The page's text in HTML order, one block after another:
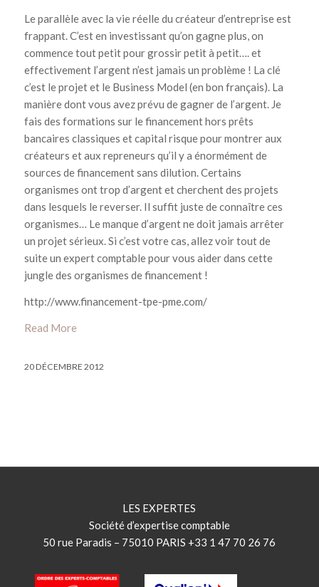
Le parallèle avec la vie réelle du créateur d’entreprise est
frappant. C’est en investissant qu’on gagne plus, on
commence tout petit pour grossir petit à petit…. et
effectivement l’argent n’est jamais un problème ! La clé
c’est le projet et le Business Model (en bon français). La
manière dont vous avez prévu de gagner de l’argent. Je
fais des formations sur le financement hors prêts
bancaires classiques et capital risque pour montrer aux
créateurs et aux repreneurs qu’il y a énormément de
sources de financement sans dilution. Certains
organismes ont trop d’argent et cherchent des projets
dans lesquels le reverser. Il suffit juste de connaître ces
organismes… Le manque d’argent ne doit jamais arrêter
un projet sérieux. Si c’est votre cas, allez voir tout de
suite un expert comptable pour vous aider dans cette
jungle des organismes de financement !
http://www.financement-tpe-pme.com/
Read More
20 DÉCEMBRE 2012
LES EXPERTES
Société d’expertise comptable
50 rue Paradis – 75010 PARIS +33 1 47 70 26 76